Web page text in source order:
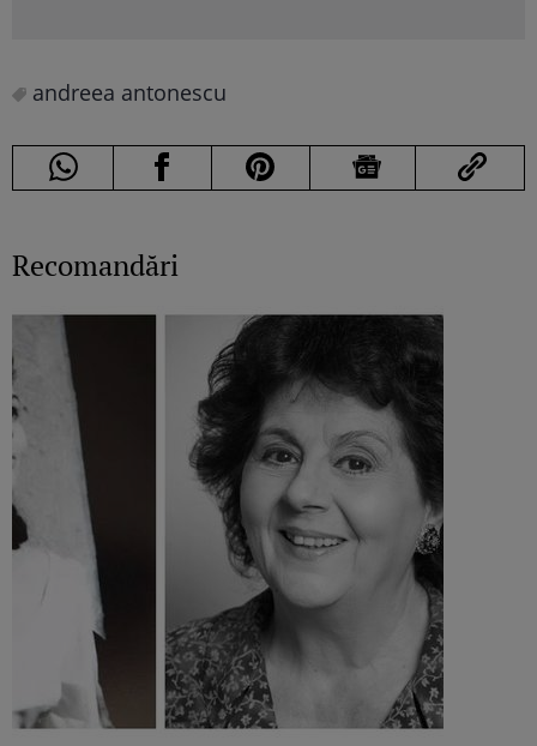
andreea antonescu
Recomandări